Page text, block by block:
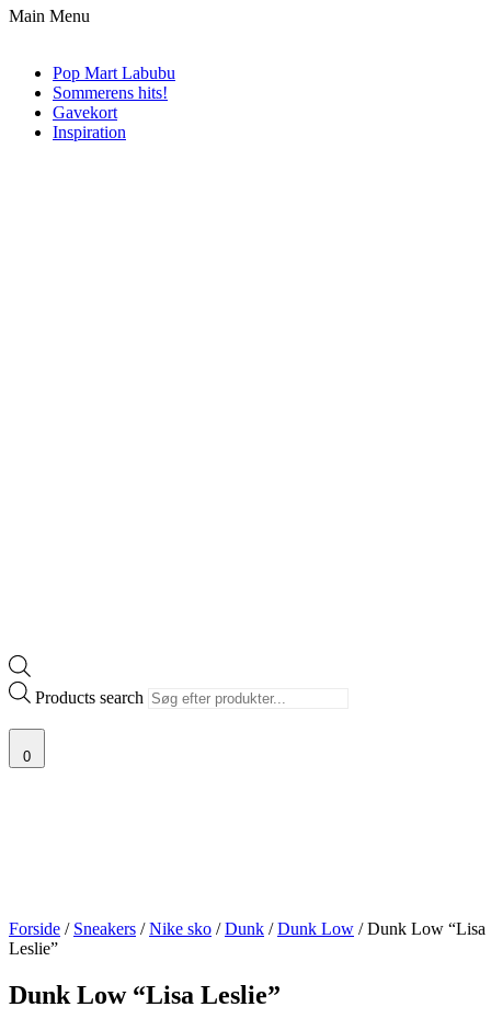
Main Menu
Pop Mart Labubu
Sommerens hits!
Gavekort
Inspiration
Products search
0
Forside / Sneakers /Nike sko /Dunk /Dunk Low / Dunk Low “Lisa
Leslie”
Dunk Low “Lisa Leslie”